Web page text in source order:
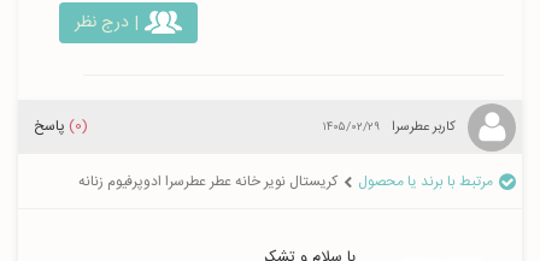
| درج نظر
کاربر عطرسرا ۱۴۰۵/۰۲/۲۹ (0) پاسخ
مرتبط با برند یا محصول کریستال نویر خانه عطر عطرسرا ادوپرفیوم زنانه